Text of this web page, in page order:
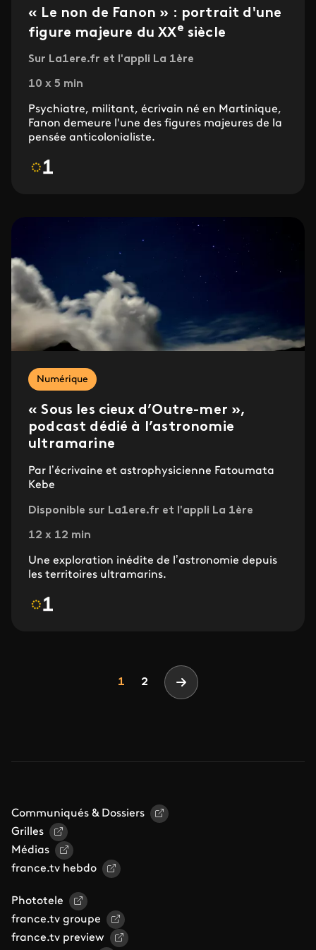
« Le non de Fanon » : portrait d'une
figure majeure du XXe siècle
Sur La1ere.fr et l'appli La 1ère
10 x 5 min
Psychiatre, militant, écrivain né en Martinique,
Fanon demeure l'une des figures majeures de la
pensée anticolonialiste.
Numérique
« Sous les cieux d’Outre-mer »,
podcast dédié à l’astronomie
ultramarine
Par l’écrivaine et astrophysicienne Fatoumata
Kebe
Disponible sur La1ere.fr et l'appli La 1ère
12 x 12 min
Une exploration inédite de l’astronomie depuis
les territoires ultramarins.
Page
1 Page
2 Page suivante
Communiqués & Dossiers
Grilles
Médias
france.tv hebdo
Phototele
france.tv groupe
france.tv preview